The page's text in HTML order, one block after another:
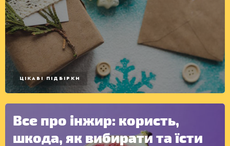
КОНСЕРВАЦІЯ
ЦІКАВІ ПІДБІРКИ
Все про інжир: користь,
шкода, як вибирати та їсти